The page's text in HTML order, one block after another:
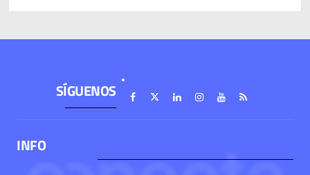
SÍGUENOS
INFO